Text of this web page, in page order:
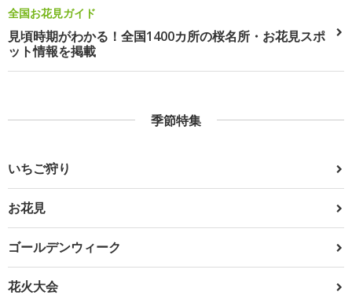
全国お花見ガイド
見頃時期がわかる！全国1400カ所の桜名所・お花見スポ
ット情報を掲載
季節特集
いちご狩り
お花見
ゴールデンウィーク
花火大会